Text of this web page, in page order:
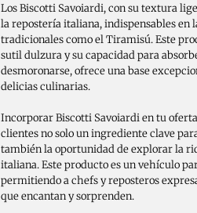
Los Biscotti Savoiardi, con su textura
la repostería italiana, indispensables en
tradicionales como el Tiramisú. Este
sutil dulzura y su capacidad para
desmoronarse, ofrece una base
delicias culinarias.
Incorporar Biscotti Savoiardi en tu
clientes no solo un ingrediente clave
también la oportunidad de explorar la
italiana. Este producto es un vehículo
permitiendo a chefs y reposteros
que encantan y sorprenden.